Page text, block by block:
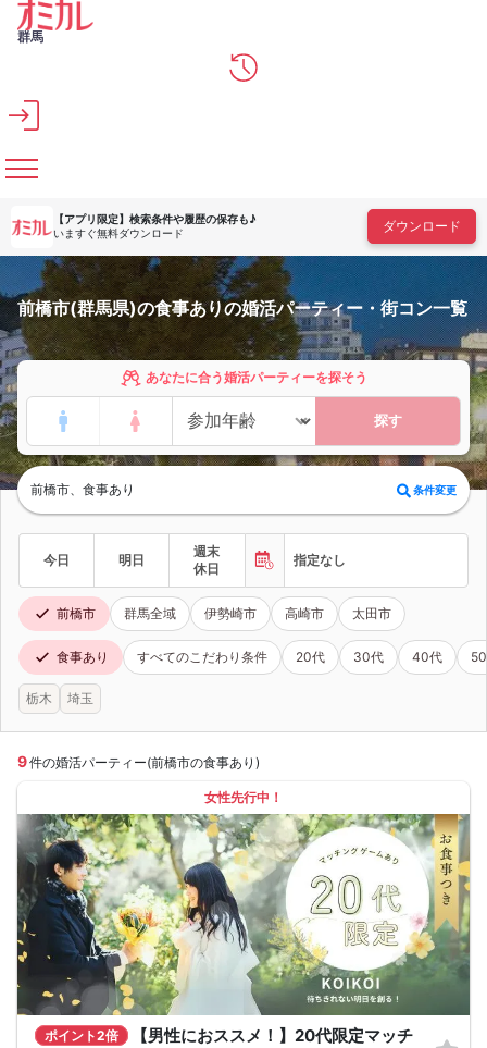
メインコンテンツへスキップ
群馬
【アプリ限定】 検索条件や履歴の保存も♪
いますぐ無料ダウンロード
ダウンロード
前橋市(群馬県)の食事ありの婚活パーティー・街コン一覧
あなたに合う婚活パーティーを探そう
探す
前橋市、食事あり 条件変更
今日 明日
週末
休日
指定なし
前橋市 群馬全域 伊勢崎市 高崎市 太田市
食事あり すべてのこだわり条件 20代 30代 40代
栃木 埼玉
9件の婚活パーティー(前橋市の食事あり)
女性先行中！
ポイント2倍
【男性におススメ！】20代限定マッチ